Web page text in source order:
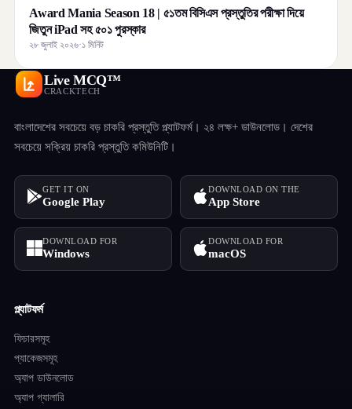
Award Mania Season 18 | ৫১তম বিসিএস প্রস্তুতির পরীক্ষা দিয়ে
জিতুন iPad সহ ৫০১ পুরস্কার
২৮ জুলাই ২০২৬·১ মিনিট
Live MCQ™
CRACKTECH
বাংলাদেশের সবচেয়ে বড় চাকরি প্রস্তুতি প্ল্যাটফর্ম। ২৪ লক্ষ+ ডাউনলোড। দেশের
সবচেয়ে সক্রিয় চাকরি প্রস্তুতি কমিউনিটি।
GET IT ON
Google Play
DOWNLOAD ON THE
App Store
DOWNLOAD FOR
Windows
DOWNLOAD FOR
macOS
প্ল্যাটফর্ম
ফিচারসমূহ
প্যাকেজসমূহ
অ্যাপ ডাউনলোড
অ্যাপ গ্যালারি